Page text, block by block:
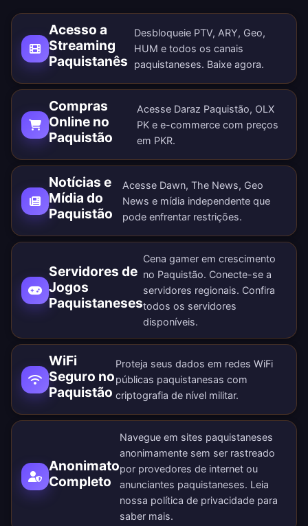
Acesso a
Streaming
Paquistanês
Desbloqueie PTV, ARY, Geo,
HUM e todos os canais
paquistaneses. Baixe agora.
Compras
Online no
Paquistão
Acesse Daraz Paquistão, OLX
PK e e-commerce com preços
em PKR.
Notícias e
Mídia do
Paquistão
Acesse Dawn, The News, Geo
News e mídia independente que
pode enfrentar restrições.
Servidores de
Jogos
Paquistaneses
Cena gamer em crescimento
no Paquistão. Conecte-se a
servidores regionais. Confira
todos os servidores
disponíveis.
WiFi
Seguro no
Paquistão
Proteja seus dados em redes WiFi
públicas paquistanesas com
criptografia de nível militar.
Anonimato
Completo
Navegue em sites paquistaneses
anonimamente sem ser rastreado
por provedores de internet ou
anunciantes paquistaneses. Leia
nossa política de privacidade para
saber mais.